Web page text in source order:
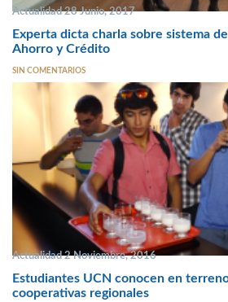
Actualidad 28 Junio, 2017
Experta dicta charla sobre sistema
Ahorro y Crédito
SIN COMENTARIOS
Actualidad 2 Noviembre, 2016
Estudiantes UCN conocen en
cooperativas regionales